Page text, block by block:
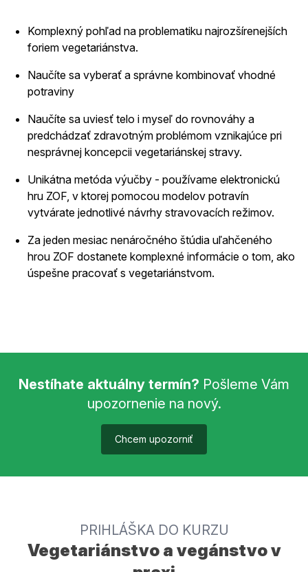
Komplexný pohľad na problematiku najrozšírenejších
foriem vegetariánstva.
Naučíte sa vyberať a správne kombinovať vhodné
potraviny
Naučíte sa uviesť telo i myseľ do rovnováhy a
predchádzať zdravotným problémom vznikajúce pri
nesprávnej koncepcii vegetariánskej stravy.
Unikátna metóda výučby - používame elektronickú
hru ZOF, v ktorej pomocou modelov potravín
vytvárate jednotlivé návrhy stravovacích režimov.
Za jeden mesiac nenáročného štúdia uľahčeného
hrou ZOF dostanete komplexné informácie o tom, ako
úspešne pracovať s vegetariánstvom.
Nestíhate aktuálny termín? Pošleme Vám
upozornenie na nový.
Chcem upozorniť
PRIHLÁŠKA DO KURZU
Vegetariánstvo a vegánstvo v